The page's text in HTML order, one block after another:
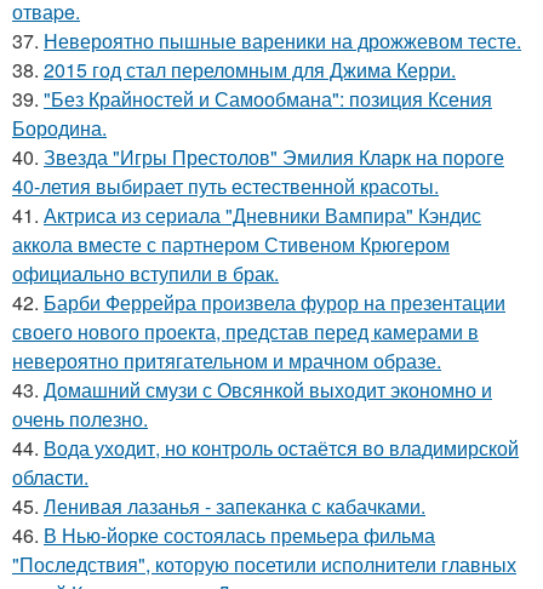
отваpe.
37. Невероятно пышные вареники на дрожжевом тесте.
38. 2015 год стал переломным для Джима Керри.
39. "Без Крайностей и Самообмана": позиция Ксения
Бородина.
40. Звезда "Игры Престолов" Эмилия Кларк на пороге
40-летия выбирает путь естественной красоты.
41. Актриса из сериала "Дневники Вампира" Кэндис
аккола вместе с партнером Стивеном Крюгером
официально вступили в брак.
42. Барби Феррейра произвела фурор на презентации
своего нового проекта, представ перед камерами в
невероятно притягательном и мрачном образе.
43. Домашний смузи с Овсянкой выходит экономно и
очень полезно.
44. Вода уходит, но контроль остаётся во владимирской
области.
45. Ленивая лазанья - запеканка с кабачками.
46. В Нью-йорке состоялась премьера фильма
"Последствия", которую посетили исполнители главных